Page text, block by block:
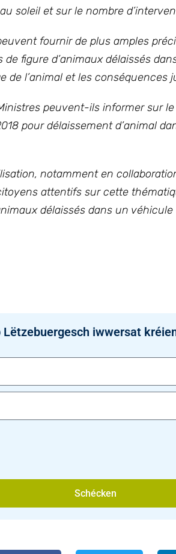
soleil et sur le nombre
fournir de plus amples
figure d’animaux délaissés
de l’animal et les conséquences
peuvent-ils informer sur
pour délaissement d’animal
notamment en
attentifs sur cette
délaissés dans un
iwwersat
Schécken